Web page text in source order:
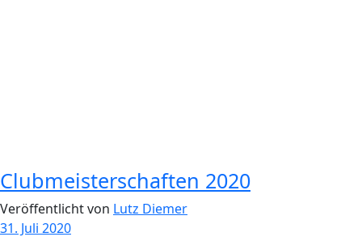
Clubmeisterschaften 2020
Veröffentlicht von Lutz Diemer
31. Juli 2020